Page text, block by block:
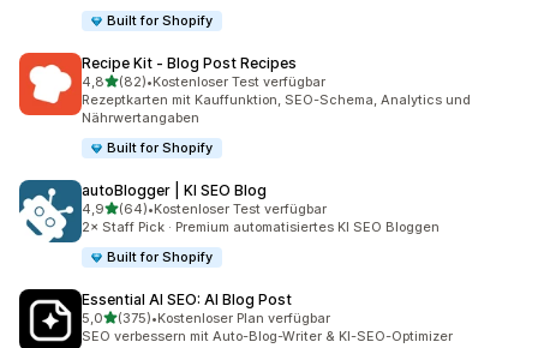
Built for Shopify
Recipe Kit ‑ Blog Post Recipes
4,8von 5 Sternen
(82)
82 Rezensionen insgesamt
•Kostenloser Test verfügbar
Rezeptkarten mit Kauffunktion, SEO-Schema, Analytics und
Nährwertangaben
Built for Shopify
autoBlogger | KI SEO Blog
4,9von 5 Sternen
(64)
64 Rezensionen insgesamt
•Kostenloser Test verfügbar
2× Staff Pick · Premium automatisiertes KI SEO Bloggen
Built for Shopify
Essential AI SEO: AI Blog Post
5,0von 5 Sternen
(375)
375 Rezensionen insgesamt
•Kostenloser Plan verfügbar
SEO verbessern mit Auto-Blog-Writer & KI-SEO-Optimizer